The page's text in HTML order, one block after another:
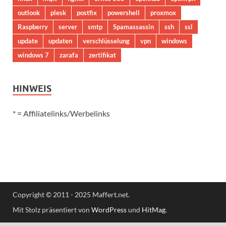
outlook
plesk postfix powershell
proxmox
Raspberry
server smtp Spamassassin ssh
ssl
update
updaten verschlüsselung vpn
windows
windows 7
zarafa zertifikat
HINWEIS
* = Affiliatelinks/Werbelinks
Copyright © 2011 - 2025 Maffert.net.
Mit Stolz präsentiert von WordPressund HitMag.